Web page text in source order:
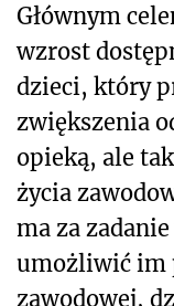
Głównym
wzrost
dzieci, który
zwiększenia
opieką, ale
życia
ma za
umożliwić im
zawodowej,